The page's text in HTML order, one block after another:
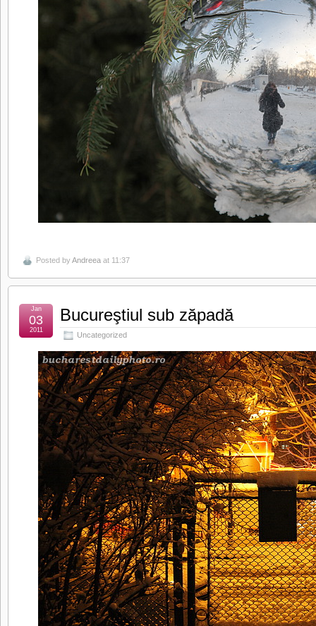
Posted byAndreea at 11:37
Bucureştiul sub zăpadă
Uncategorized
Jan
03
2011